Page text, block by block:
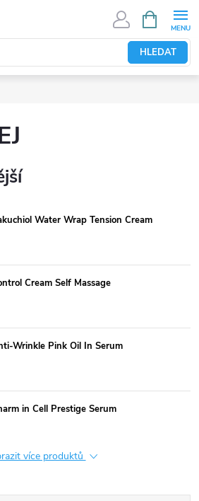
HLEDAT
NÁKUPNÍ
KOŠÍK
Water Wrap Tension Cream
Cream Self Massage
Wrinkle Pink Oil In Serum
in Cell Prestige Serum
více produktů